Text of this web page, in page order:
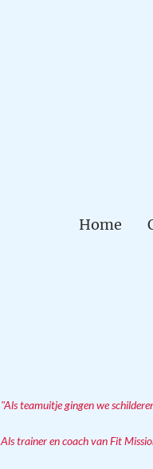
Home
"Als teamuitje gingen we
Als trainer en coach van Fit